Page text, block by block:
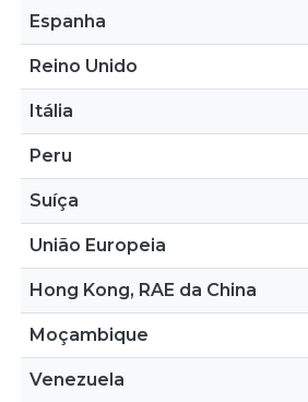
Espanha
Reino Unido
Itália
Peru
Suíça
União Europeia
Hong Kong, RAE da China
Moçambique
Venezuela